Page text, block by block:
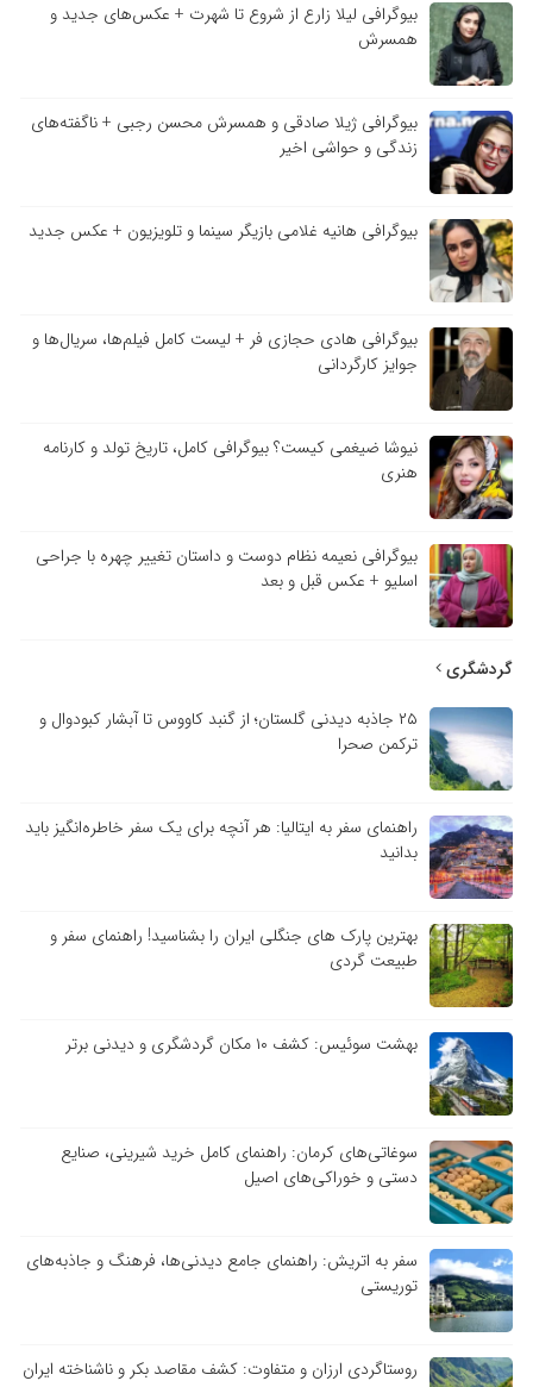
بیوگرافی لیلا زارع از شروع تا شهرت + عکس‌های جدید و
همسرش
بیوگرافی ژیلا صادقی و همسرش محسن رجبی + ناگفته‌های
زندگی و حواشی اخیر
بیوگرافی هانیه غلامی بازیگر سینما و تلویزیون + عکس جدید
بیوگرافی هادی حجازی فر + لیست کامل فیلم‌ها، سریال‌ها و
جوایز کارگردانی
نیوشا ضیغمی کیست؟ بیوگرافی کامل، تاریخ تولد و کارنامه
هنری
بیوگرافی نعیمه نظام دوست و داستان تغییر چهره با جراحی
اسلیو + عکس قبل و بعد
گردشگری
۲۵ جاذبه دیدنی گلستان؛ از گنبد کاووس تا آبشار کبودوال و
ترکمن صحرا
راهنمای سفر به ایتالیا: هر آنچه برای یک سفر خاطره‌انگیز باید
بدانید
بهترین پارک های جنگلی ایران را بشناسید! راهنمای سفر و
طبیعت گردی
بهشت سوئیس: کشف ۱۰ مکان گردشگری و دیدنی برتر
سوغاتی‌های کرمان: راهنمای کامل خرید شیرینی، صنایع
دستی و خوراکی‌های اصیل
سفر به اتریش: راهنمای جامع دیدنی‌ها، فرهنگ و جاذبه‌های
توریستی
روستاگردی ارزان و متفاوت: کشف مقاصد بکر و ناشناخته ایران